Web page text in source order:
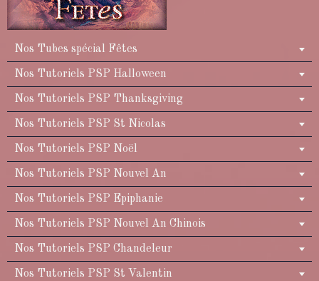
Nos Tubes spécial Fêtes
Nos Tutoriels PSP Halloween
Nos Tutoriels PSP Thanksgiving
Nos Tutoriels PSP St Nicolas
Nos Tutoriels PSP Noël
Nos Tutoriels PSP Nouvel An
Nos Tutoriels PSP Epiphanie
Nos Tutoriels PSP Nouvel An Chinois
Nos Tutoriels PSP Chandeleur
Nos Tutoriels PSP St Valentin